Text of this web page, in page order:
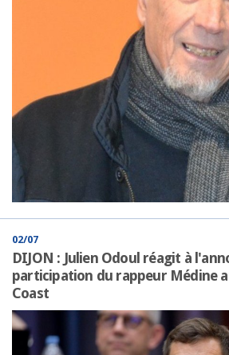
02/07
DIJON : Julien Odoul réagit à
participation du rappeur Médine
Coast